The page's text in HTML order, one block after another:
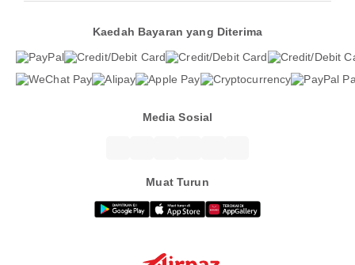
Kaedah Bayaran yang Diterima
Media Sosial
Muat Turun